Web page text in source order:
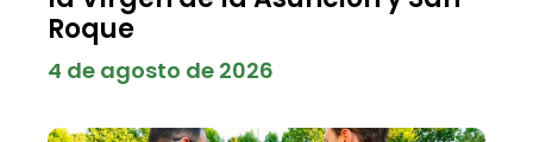
Roque
4 de agosto de 2026